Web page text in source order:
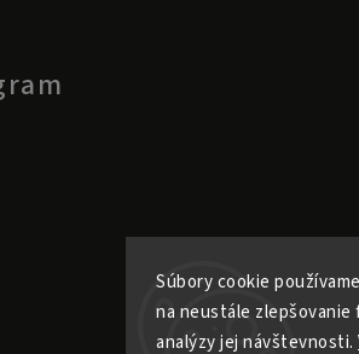
Súbory cookie
na neustále
analýzy jej návštevnosti.